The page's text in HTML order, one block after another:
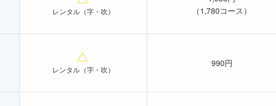
レンタル（字・吹）
（1,780コース）
レンタル（字・吹）
990円